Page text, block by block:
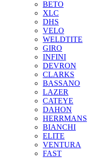
BETO
XLC
DHS
VELO
WELDTITE
GIRO
INFINI
DEVRON
CLARKS
BASSANO
LAZER
CATEYE
DAHON
HERRMANS
BIANCHI
ELITE
VENTURA
FAST